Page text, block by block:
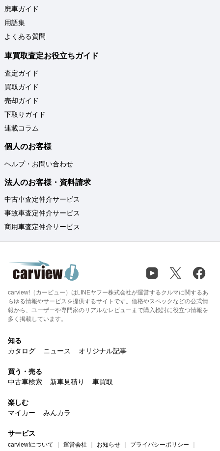
廃車ガイド
用語集
よくある質問
車買取査定お役立ちガイド
査定ガイド
買取ガイド
売却ガイド
下取りガイド
連載コラム
個人のお客様
ヘルプ・お問い合わせ
法人のお客様・資料請求
中古車査定仲介サービス
事故車査定仲介サービス
商用車査定仲介サービス
carview!（カービュー）はLINEヤフー株式会社が運営するクルマに関するあ
らゆる情報やサービスを提供するサイトです。価格やスペックなどの公式情
報から、ユーザーや専門家のリアルなレビューまで購入検討に役立つ情報を
多く掲載しています。
知る
カタログ
ニュース オリジナル記事
買う・売る
中古車検索
新車見積り 車買取
楽しむ
マイカー
みんカラ
サービス
carview!について 運営会社 お知らせ プライバシーポリシー